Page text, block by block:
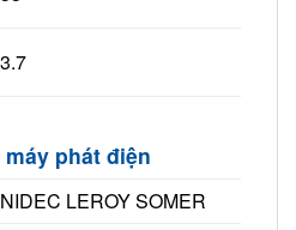
3.7
phát điện
NIDEC LEROY SOMER